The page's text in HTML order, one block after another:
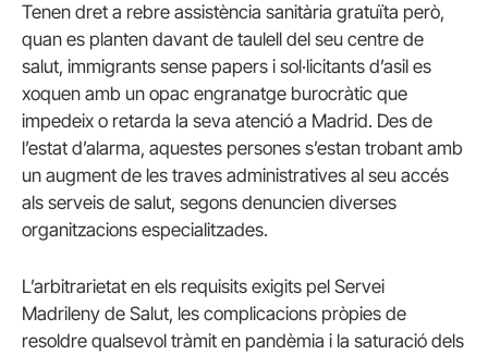
Tenen dret a rebre assistència sanitària gratuïta però,
quan es planten davant de taulell del seu centre de
salut, immigrants sense papers i sol·licitants d’asil es
xoquen amb un opac engranatge burocràtic que
impedeix o retarda la seva atenció a Madrid. Des de
l’estat d’alarma, aquestes persones s’estan trobant amb
un augment de les traves administratives al seu accés
als serveis de salut, segons denuncien diverses
organitzacions especialitzades.
L’arbitrarietat en els requisits exigits pel Servei
Madrileny de Salut, les complicacions pròpies de
resoldre qualsevol tràmit en pandèmia i la saturació dels